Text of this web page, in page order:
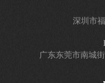
深圳市
广东东莞市南城